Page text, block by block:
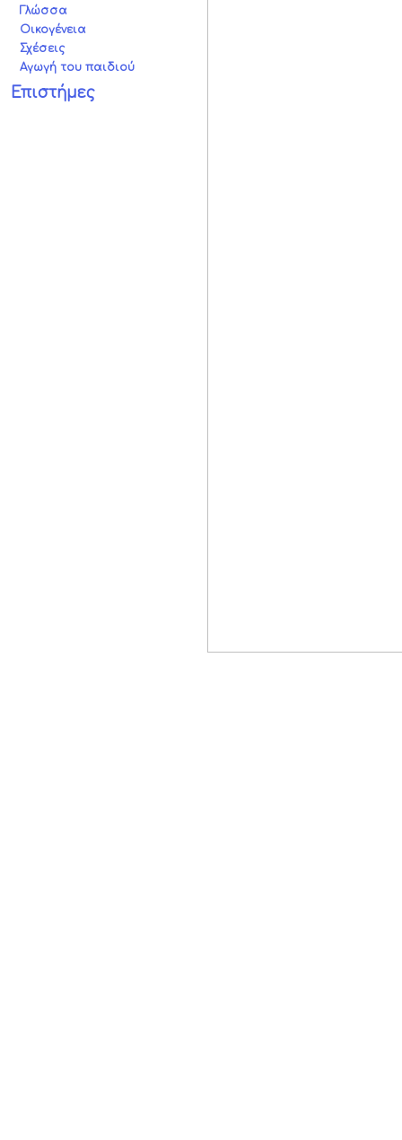
Γλώσσα
Οικογένεια
Σχέσεις
Αγωγή του παιδιού
Επιστήμες